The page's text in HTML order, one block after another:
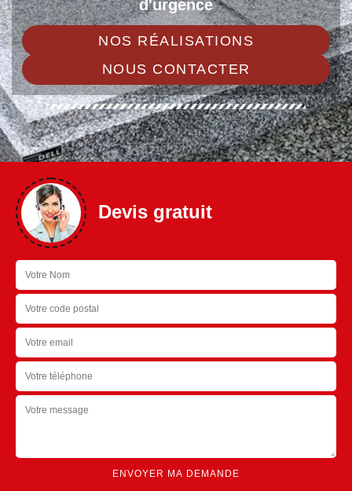
d'urgence
NOS RÉALISATIONS
NOUS CONTACTER
Devis gratuit